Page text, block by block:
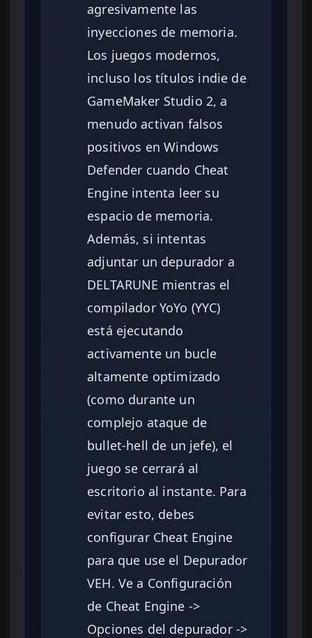
agresivamente las
inyecciones de memoria.
Los juegos modernos,
incluso los títulos indie de
GameMaker Studio 2, a
menudo activan falsos
positivos en Windows
Defender cuando Cheat
Engine intenta leer su
espacio de memoria.
Además, si intentas
adjuntar un depurador a
DELTARUNE mientras el
compilador YoYo (YYC)
está ejecutando
activamente un bucle
altamente optimizado
(como durante un
complejo ataque de
bullet-hell de un jefe), el
juego se cerrará al
escritorio al instante. Para
evitar esto, debes
configurar Cheat Engine
para que use el Depurador
VEH. Ve a Configuración
de Cheat Engine ->
Opciones del depurador ->